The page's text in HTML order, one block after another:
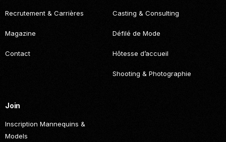
Recrutement & Carrières
Magazine
Contact
Casting & Consulting
Défilé de Mode
Hôtesse d’accueil
Shooting & Photographie
Join
Inscription Mannequins &
Models